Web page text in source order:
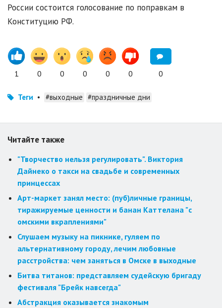
России состоится голосование по поправкам в
Конституцию РФ.
1 0 0 0 0 0 0
Теги • #выходные #праздничные дни
Читайте также
"Творчество нельзя регулировать". Виктория
Дайнеко о такси на свадьбе и современных
принцессах
Арт-маркет занял место: (пуб)личные границы,
тиражируемые ценности и банан Каттелана "с
омскими вкраплениями"
Слушаем музыку на пикнике, гуляем по
альтернативному городу, лечим любовные
расстройства: чем заняться в Омске в выходные
Битва титанов: представляем судейскую бригаду
фестиваля "Брейк навсегда"
Абстракция оказывается знакомым